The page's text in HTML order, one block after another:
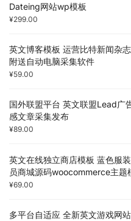
Dateing网站wp模板
¥299.00
英文博客模板 运营比特新闻杂
附送自动电脑采集软件
¥59.00
国外联盟平台 英文联盟Lead广
感文章采集发布
¥89.00
英文在线独立商店模板 蓝色服
员商城源码woocommerce主题
¥69.00
多平台自适应 全新英文游戏网